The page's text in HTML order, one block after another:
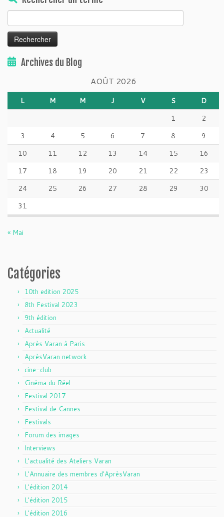
Archives du Blog
AOÛT 2026
L M M J V S
D
1
2
3
4 5 6 7 8
9
10
11 12 13 14 15
16
17
18 19 20 21 22
23
24
25 26 27 28 29
30
31
« Mai
Catégories
10th edition 2025
8th Festival 2023
9th édition
Actualité
Après Varan à Paris
AprèsVaran network
cine-club
Cinéma du Réel
Festival 2017
Festival de Cannes
Festivals
Forum des images
Interviews
L'actualité des Ateliers Varan
L'Annuaire des membres d'AprèsVaran
L'édition 2014
L'édition 2015
L'édition 2016